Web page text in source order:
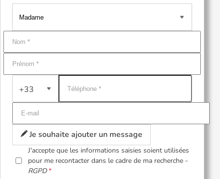
+33
Je souhaite ajouter un message
J'accepte que les informations saisies soient utilisées
pour me recontacter dans le cadre de ma recherche -
RGPD